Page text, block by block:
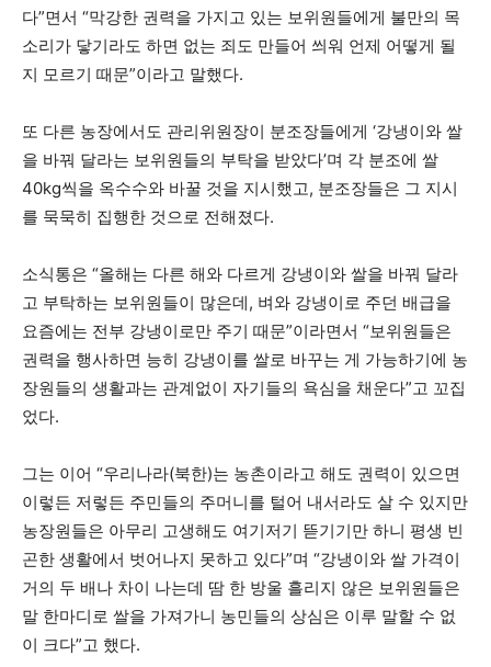
다”면서 “막강한 권력을 가지고 있는 보위원들에게 불만의 목
소리가 닿기라도 하면 없는 죄도 만들어 씌워 언제 어떻게 될
지 모르기 때문”이라고 말했다.
또 다른 농장에서도 관리위원장이 분조장들에게 ‘강냉이와 쌀
을 바꿔 달라는 보위원들의 부탁을 받았다’며 각 분조에 쌀
40kg씩을 옥수수와 바꿀 것을 지시했고, 분조장들은 그 지시
를 묵묵히 집행한 것으로 전해졌다.
소식통은 “올해는 다른 해와 다르게 강냉이와 쌀을 바꿔 달라
고 부탁하는 보위원들이 많은데, 벼와 강냉이로 주던 배급을
요즘에는 전부 강냉이로만 주기 때문”이라면서 “보위원들은
권력을 행사하면 능히 강냉이를 쌀로 바꾸는 게 가능하기에 농
장원들의 생활과는 관계없이 자기들의 욕심을 채운다”고 꼬집
었다.
그는 이어 “우리나라(북한)는 농촌이라고 해도 권력이 있으면
이렇든 저렇든 주민들의 주머니를 털어 내서라도 살 수 있지만
농장원들은 아무리 고생해도 여기저기 뜯기기만 하니 평생 빈
곤한 생활에서 벗어나지 못하고 있다”며 “강냉이와 쌀 가격이
거의 두 배나 차이 나는데 땀 한 방울 흘리지 않은 보위원들은
말 한마디로 쌀을 가져가니 농민들의 상심은 이루 말할 수 없
이 크다”고 했다.